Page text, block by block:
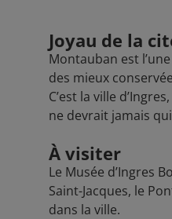
Joyau de la
Montauban est
des mieux
C’est la ville
ne devrait jamais
À visiter
Le Musée d’Ingres
Saint-Jacques, le
dans la ville.